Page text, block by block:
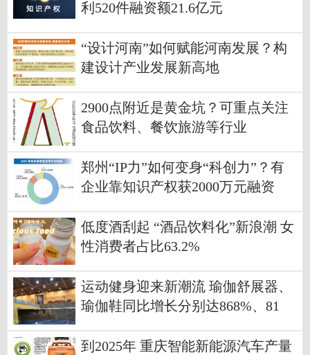
利520件融资额21.6亿元
“设计河南”如何赋能河南发展？构
建设计产业发展新高地
2900点附近是黄金坑？可重点关注
食品饮料、餐饮旅游等行业
郑州“IP力”如何变身“科创力”？有
企业靠知识产权获2000万元融资
低度酒刮起 “酒品饮料化”新浪潮 女
性消费者占比63.2%
运动健身迎来新潮流 瑜伽舒展器、
瑜伽鞋同比增长分别达868%、81
到2025年 重庆智能新能源汽车产量